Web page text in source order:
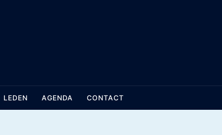
LEDEN AGENDA CONTACT